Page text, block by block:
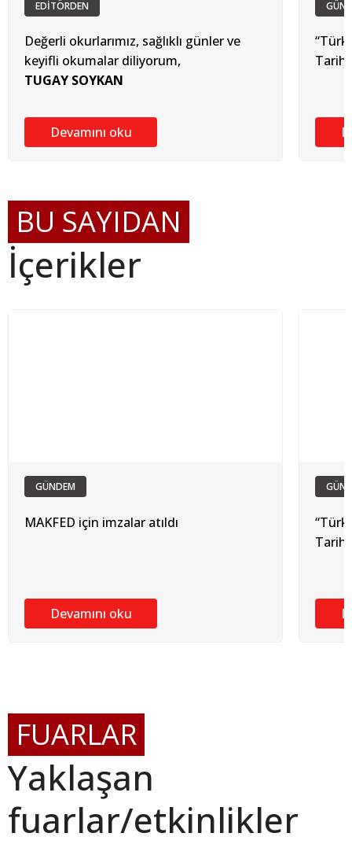
EDİTÖRDEN
Değerli okurlarımız, sağlıklı günler ve
keyifli okumalar diliyorum,
TUGAY SOYKAN
Devamını oku
BU SAYIDAN
İçerikler
GÜNDEM
MAKFED için imzalar atıldı
Devamını oku
FUARLAR
Yaklaşan
fuarlar/etkinlikler